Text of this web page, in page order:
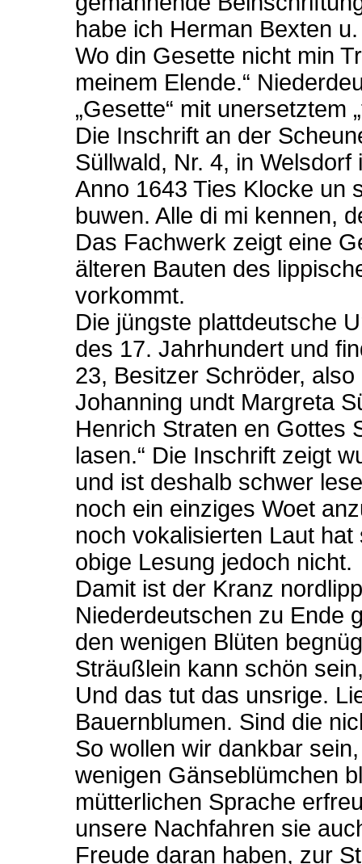
habe ich Herman Bexten
Wo din Gesette nicht min
meinem Elende.“
„Gesette“ mit unersetztem
Die Inschrift an der
Süllwald, Nr. 4, in
Anno 1643 Ties Klocke un
buwen. Alle di mi kennen,
Das Fachwerk zeigt eine
älteren Bauten des
vorkommt.
Die jüngste plattdeutsche
des 17. Jahrhundert und
23, Besitzer Schröder,
Johanning undt Margreta
Henrich Straten en Gottes
lasen.“ Die Inschrift zeigt
und ist deshalb schwer
noch ein einziges Woet
noch vokalisierten Laut hat
obige Lesung jedoch nicht.
Damit ist der Kranz
Niederdeutschen zu Ende
den wenigen Blüten
Sträußlein kann schön
Und das tut das unsrige.
Bauernblumen. Sind die
So wollen wir dankbar
wenigen Gänseblümchen
mütterlichen Sprache
unsere Nachfahren sie
Freude daran haben, zur